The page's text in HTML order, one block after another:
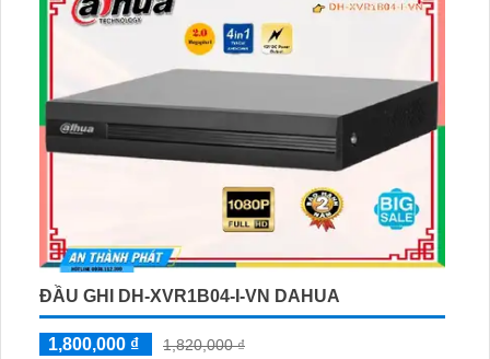
lượng hình ảnh Hồng Ngoại SMD
ĐẦU GHI DH-XVR1B04-I-VN DAHUA
1,800,000 ₫
1,820,000 ₫